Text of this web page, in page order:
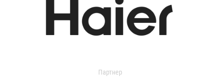
Партнер